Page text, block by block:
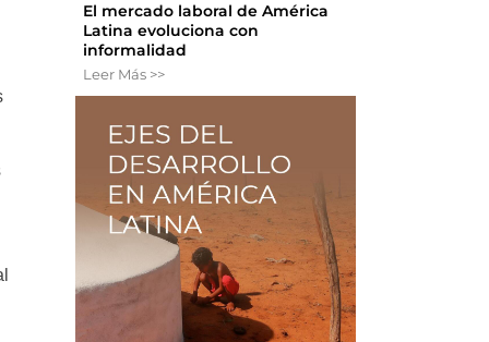
El mercado laboral de América
Latina evoluciona con
informalidad
Leer Más >>